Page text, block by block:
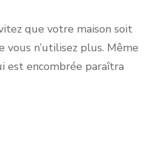
que votre maison soit
vous n’utilisez plus. Même
est encombrée paraîtra